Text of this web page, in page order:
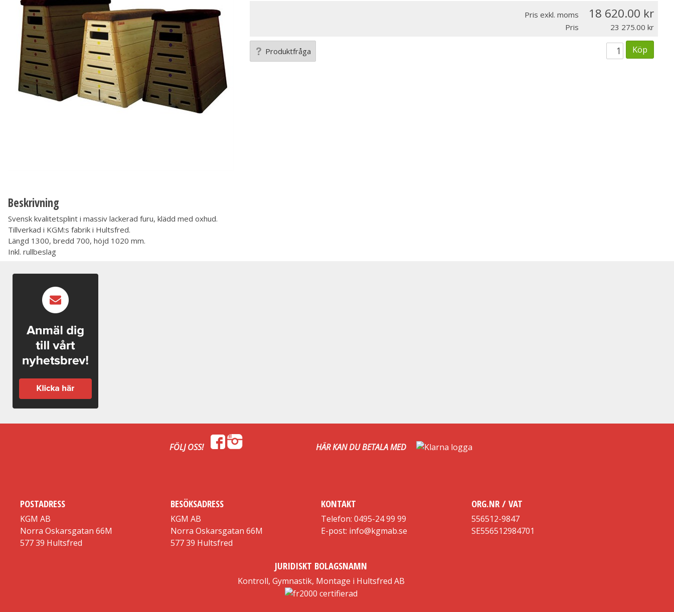
Pris exkl. moms 18 620.00
Pris 23 275.00
Produktfråga Köp
Beskrivning
Svensk kvalitetsplint i massiv lackerad furu, klädd med oxhud.
Tillverkad i KGM:s fabrik i Hultsfred.
Längd 1300, bredd 700, höjd 1020 mm.
Inkl. rullbeslag
FÖLJ OSS! HÄR KAN DU BETALA MED
POSTADRESS
KGM AB
Norra Oskarsgatan 66M
577 39 Hultsfred
BESÖKSADRESS
KGM AB
Norra Oskarsgatan 66M
577 39 Hultsfred
KONTAKT
Telefon: 0495-24 99 99
E-post: info@kgmab.se
ORG.NR / VAT
556512-9847
SE556512984701
JURIDISKT BOLAGSNAMN
Kontroll, Gymnastik, Montage i Hultsfred AB